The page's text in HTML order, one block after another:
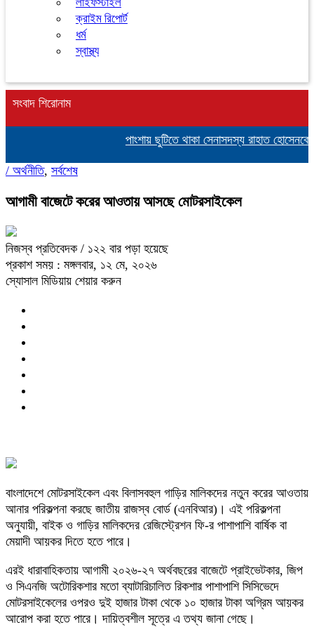
ক্রাইম রিপোর্ট
ধর্ম
স্বাস্থ্য
সংবাদ শিরোনাম
পাংশায় ছুটিতে থাকা সেনাসদস্য রাহাত হোসেনকে
/ অর্থনীতি, সর্বশেষ
আগামী বাজেটে করের আওতায় আসছে মোটরসাইকেল
নিজস্ব প্রতিবেদক / ১২২ বার পড়া হয়েছে
প্রকাশ সময় : মঙ্গলবার, ১২ মে, ২০২৬
স্যোসাল মিডিয়ায় শেয়ার করুন
বাংলাদেশে মোটরসাইকেল এবং বিলাসবহুল গাড়ির মালিকদের নতুন করের আওতায়
আনার পরিকল্পনা করছে জাতীয় রাজস্ব বোর্ড (এনবিআর)। এই পরিকল্পনা
অনুযায়ী, বাইক ও গাড়ির মালিকদের রেজিস্ট্রেশন ফি-র পাশাপাশি বার্ষিক বা
মেয়াদী আয়কর দিতে হতে পারে।
এরই ধারাবাহিকতায় আগামী ২০২৬-২৭ অর্থবছরের বাজেটে প্রাইভেটকার, জিপ
ও সিএনজি অটোরিকশার মতো ব্যাটারিচালিত রিকশার পাশাপাশি সিসিভেদে
মোটরসাইকেলের ওপরও দুই হাজার টাকা থেকে ১০ হাজার টাকা অগ্রিম আয়কর
আরোপ করা হতে পারে। দায়িত্বশীল সূত্রে এ তথ্য জানা গেছে।